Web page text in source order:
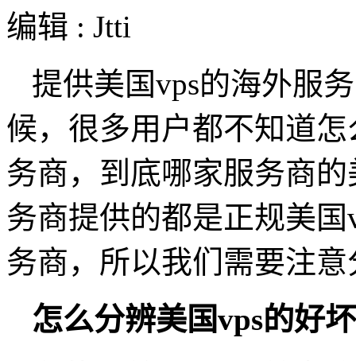
编辑 : Jtti
提供美国vps的海外服
候，很多用户都不知道
务商，到底哪家服务商
务商提供的都是正规美
务商，所以我们需要注意
怎么分辨美国vps的好